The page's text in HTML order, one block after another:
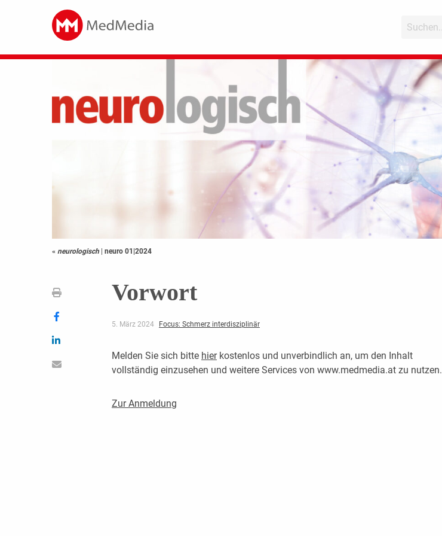
« neurologisch | neuro 01|2024
Vorwort
5. März 2024 Focus: Schmerz interdisziplinär
Melden Sie sich bitte hierkostenlos und unverbindlich an, um den Inhalt
vollständig einzusehen und weitere Services von www.medmedia.at zu nutzen.
Zur Anmeldung